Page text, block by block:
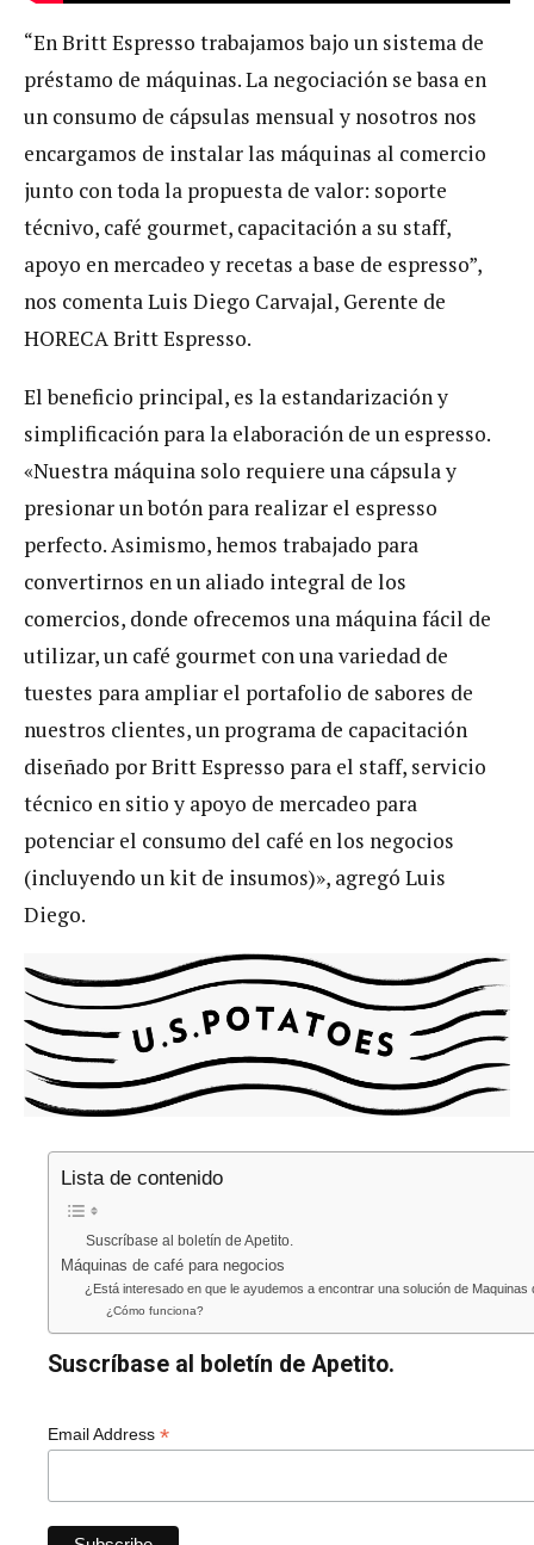
“En Britt Espresso trabajamos bajo un sistema de
préstamo de máquinas. La negociación se basa en
un consumo de cápsulas mensual y nosotros nos
encargamos de instalar las máquinas al comercio
junto con toda la propuesta de valor: soporte
técnivo, café gourmet, capacitación a su staff,
apoyo en mercadeo y recetas a base de espresso”,
nos comenta Luis Diego Carvajal, Gerente de
HORECA Britt Espresso.
El beneficio principal, es la estandarización y
simplificación para la elaboración de un espresso.
«Nuestra máquina solo requiere una cápsula y
presionar un botón para realizar el espresso
perfecto. Asimismo, hemos trabajado para
convertirnos en un aliado integral de los
comercios, donde ofrecemos una máquina fácil de
utilizar, un café gourmet con una variedad de
tuestes para ampliar el portafolio de sabores de
nuestros clientes, un programa de capacitación
diseñado por Britt Espresso para el staff, servicio
técnico en sitio y apoyo de mercadeo para
potenciar el consumo del café en los negocios
(incluyendo un kit de insumos)», agregó Luis
Diego.
Lista de contenido
Suscríbase al boletín de Apetito.
Máquinas de café para negocios
¿Está interesado en que le ayudemos a encontrar una solución de Maquinas
¿Cómo funciona?
Suscríbase al boletín de Apetito.
Email Address *